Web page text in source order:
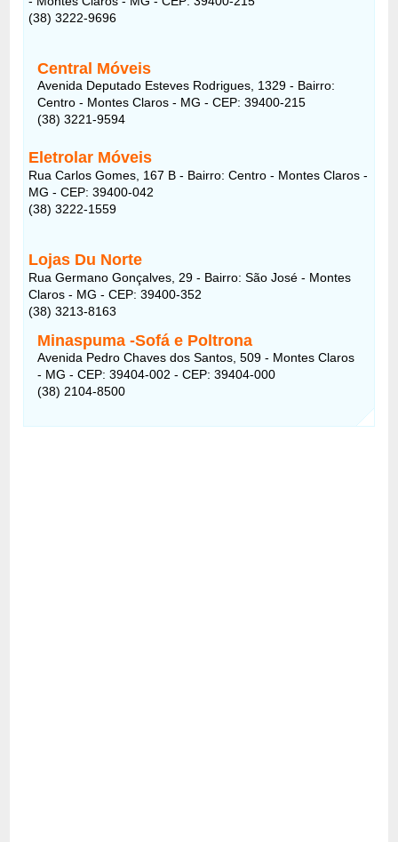
(38) 3222-9696
Central Móveis
Avenida Deputado Esteves Rodrigues, 1329 - Bairro:
Centro - Montes Claros - MG - CEP: 39400-215
(38) 3221-9594
Eletrolar Móveis
Rua Carlos Gomes, 167 B - Bairro: Centro - Montes Claros -
MG - CEP: 39400-042
(38) 3222-1559
Lojas Du Norte
Rua Germano Gonçalves, 29 - Bairro: São José - Montes
Claros - MG - CEP: 39400-352
(38) 3213-8163
Minaspuma -Sofá e Poltrona
Avenida Pedro Chaves dos Santos, 509 - Montes Claros
- MG - CEP: 39404-002 - CEP: 39404-000
(38) 2104-8500